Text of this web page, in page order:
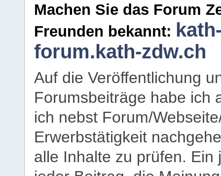
Machen Sie das Forum
Freunden bekannt:
forum.kath-zdw.ch
Auf die Veröffentlichung
Forumsbeiträge habe ich
ich nebst Forum/
Erwerbstätigkeit
alle Inhalte zu prüfen.